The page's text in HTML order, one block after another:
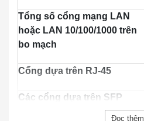
Tổng số cổng mạng LAN
hoặc LAN 10/100/1000 trên
bo mạch
Cổng dựa trên RJ-45
Các cổng dựa trên SFP
Đọc thêm